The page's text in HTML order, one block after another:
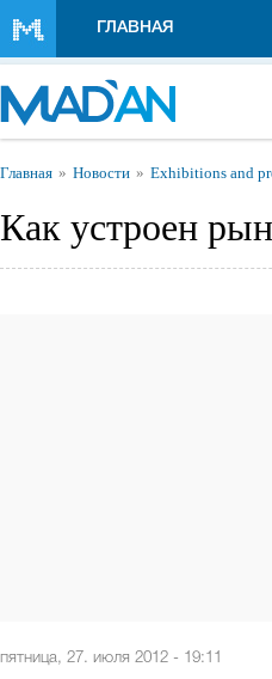
ГЛАВНАЯ
Вы здесь
Главная Новости Exhibitions and
Как устроен
пятница, 27. июля 2012 - 19:11